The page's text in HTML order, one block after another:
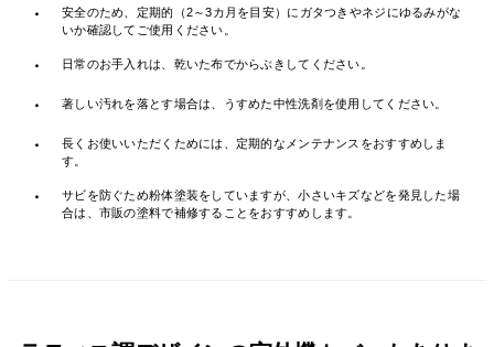
・
安全のため、定期的（2～3カ月を目安）にガタつきやネジにゆるみがな
いか確認してご使用ください。
・ 日常のお手入れは、乾いた布でからぶきしてください。
・ 著しい汚れを落とす場合は、うすめた中性洗剤を使用してください。
・
長くお使いいただくためには、定期的なメンテナンスをおすすめしま
す。
・
サビを防ぐため粉体塗装をしていますが、小さいキズなどを発見した場
合は、市販の塗料で補修することをおすすめします。